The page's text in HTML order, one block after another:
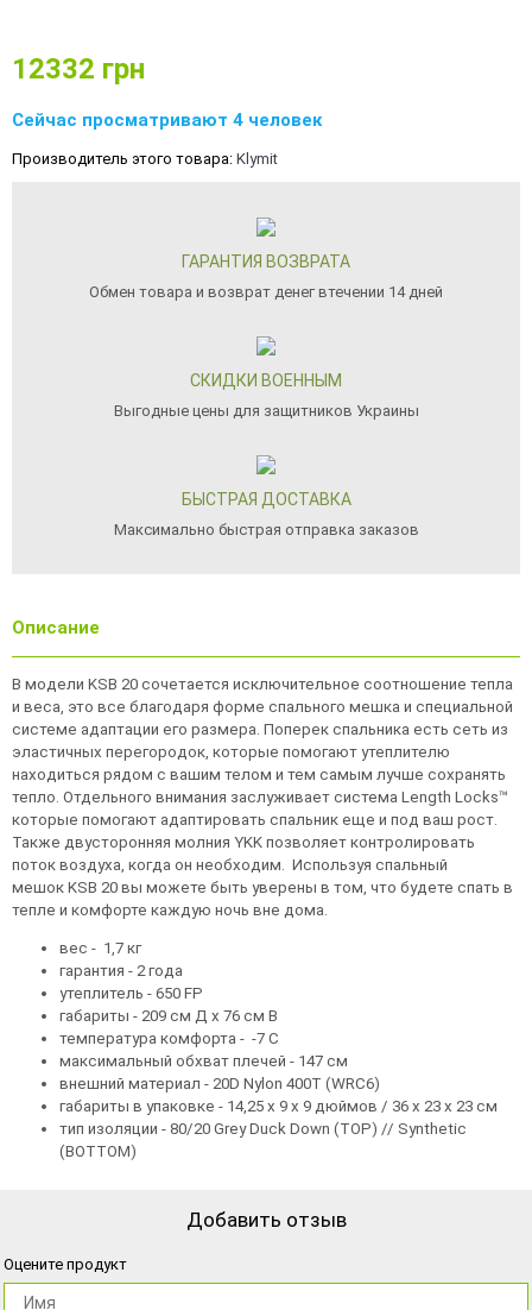
12332 грн
Сейчас просматривают 4 человек
Производитель этого товара: Klymit
ГАРАНТИЯ ВОЗВРАТА
Обмен товара и возврат денег втечении 14 дней
СКИДКИ ВОЕННЫМ
Выгодные цены для защитников Украины
БЫСТРАЯ ДОСТАВКА
Максимально быстрая отправка заказов
Описание
В модели KSB 20 сочетается исключительное соотношение тепла
и веса, это все благодаря форме спального мешка и специальной
системе адаптации его размера. Поперек спальника есть сеть из
эластичных перегородок, которые помогают утеплителю
находиться рядом с вашим телом и тем самым лучше сохранять
тепло. Отдельного внимания заслуживает система Length Locks™
которые помогают адаптировать спальник еще и под ваш рост.
Также двусторонняя молния YKK позволяет контролировать
поток воздуха, когда он необходим. Используя спальный
мешок KSB 20 вы можете быть уверены в том, что будете спать в
тепле и комфорте каждую ночь вне дома.
вес - 1,7 кг
гарантия - 2 года
утеплитель - 650 FP
габариты - 209 см Д x 76 см В
температура комфорта - -7 C
максимальный обхват плечей - 147 см
внешний материал - 20D Nylon 400T (WRC6)
габариты в упаковке - 14,25 x 9 x 9 дюймов / 36 x 23 x 23 см
тип изоляции - 80/20 Grey Duck Down (TOP) // Synthetic
(BOTTOM)
Добавить отзыв
Оцените продукт